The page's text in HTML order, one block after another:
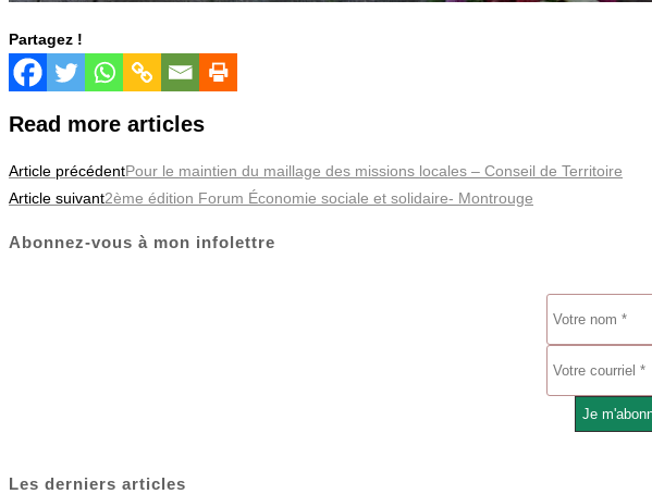
Partagez !
Read more articles
Article précédentPour le maintien du maillage des missions locales – Conseil de Territoire
Article suivant2ème édition Forum Économie sociale et solidaire- Montrouge
Abonnez-vous à mon infolettre
Les derniers articles